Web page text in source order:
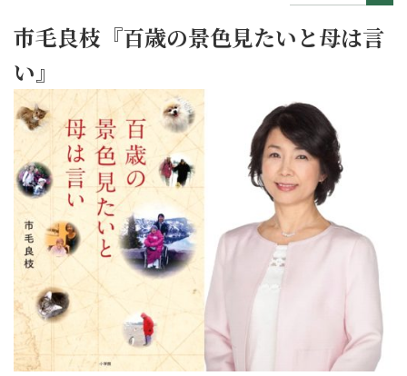
市毛良枝『百歳の景色見たいと母は言
い』